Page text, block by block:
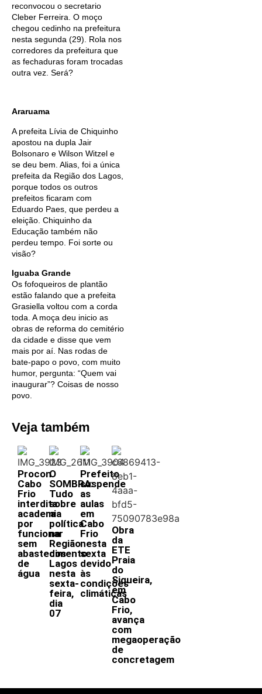
reconvocou o secretario
Cleber Ferreira. O moço
chegou cedinho na prefeitura
nesta segunda (29). Rola nos
corredores da prefeitura que
as fechaduras foram trocadas
outra vez. Será?
Araruama
A prefeita Lívia de Chiquinho
apostou na dupla Jair
Bolsonaro e Wilson Witzel e
se deu bem. Alias, foi a única
prefeita da Região dos Lagos,
porque todos os outros
prefeitos ficaram com
Eduardo Paes, que perdeu a
eleição. Chiquinho da
Educação também não
perdeu tempo. Foi sorte ou
visão?
Iguaba Grande
Os fofoqueiros de plantão
estão falando que a prefeita
Grasiella voltou com a corda
toda. A moça deu inicio as
obras de reforma do cemitério
da cidade e disse que vem
mais por aí. Nas rodas de
bate-papo o povo, com muito
humor, pergunta: “Quem vai
inaugurar”? Coisas de nosso
povo.
Veja também
Procon
Cabo
Frio
interdita
academia
por
funcionar
sem
abastecimento
de
água
O
SOMBRA:
Tudo
sobre
a
política
na
Região
dos
Lagos
nesta
sexta-
feira,
dia
07
Prefeito
suspende
as
aulas
em
Cabo
Frio
nesta
sexta
devido
às
condições
climáticas
Obra
da
ETE
Praia
do
Siqueira,
em
Cabo
Frio,
avança
com
megaoperação
de
concretagem